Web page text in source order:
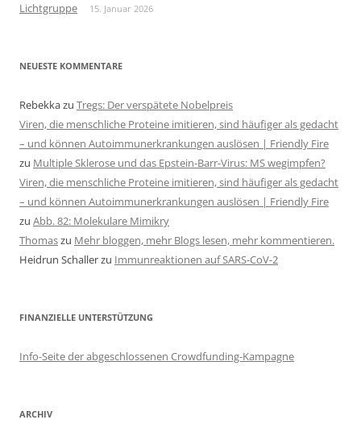
Lichtgruppe 15. Januar 2026
NEUESTE KOMMENTARE
Rebekkazu Tregs: Der verspätete Nobelpreis
Viren, die menschliche Proteine imitieren, sind häufiger als gedacht
– und können Autoimmunerkrankungen auslösen | Friendly Fire
zu Multiple Sklerose und das Epstein-Barr-Virus: MS wegimpfen?
Viren, die menschliche Proteine imitieren, sind häufiger als gedacht
– und können Autoimmunerkrankungen auslösen | Friendly Fire
zu Abb. 82: Molekulare Mimikry
Thomaszu Mehr bloggen, mehr Blogs lesen, mehr kommentieren.
Heidrun Schallerzu Immunreaktionen auf SARS-CoV-2
FINANZIELLE UNTERSTÜTZUNG
Info-Seite der abgeschlossenen Crowdfunding-Kampagne
ARCHIV